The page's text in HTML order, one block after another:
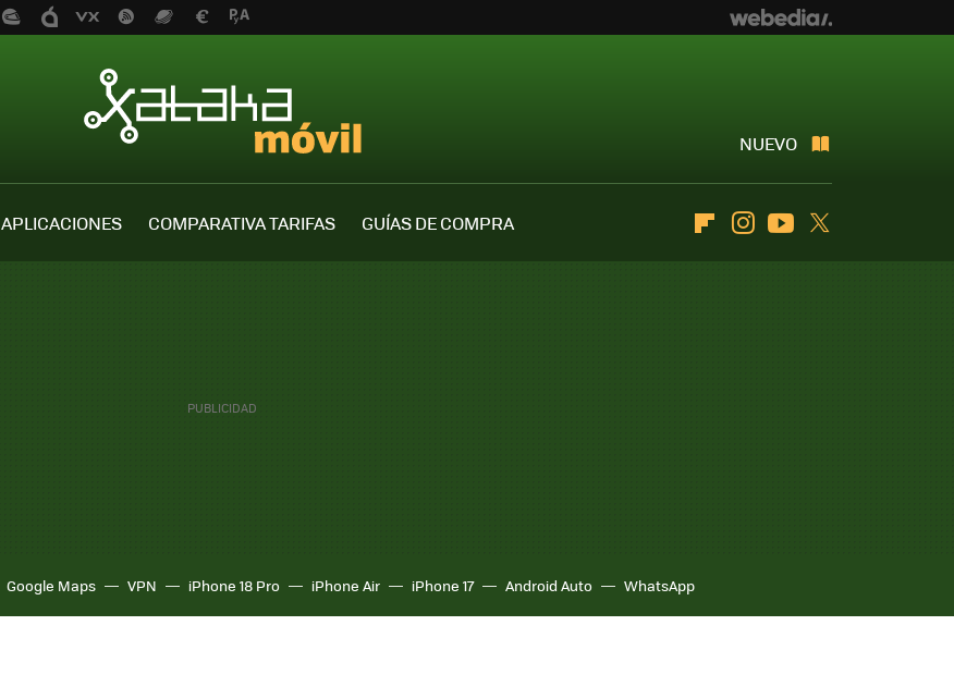
NUEVO
APLICACIONES COMPARATIVA TARIFAS
GUÍAS DE COMPRA
FlipboardInstagramYoutube
Google Maps VPN iPhone 18 Pro iPhone Air iPhone 17 Android Auto WhatsApp